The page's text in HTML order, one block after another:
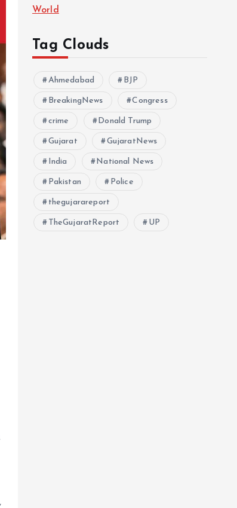
World
Tag Clouds
Ahmedabad BJP
BreakingNews Congress
crime Donald Trump
Gujarat GujaratNews
India National News
Pakistan Police
thegujarareport
TheGujaratReport UP